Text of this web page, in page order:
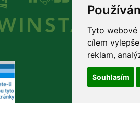
Tyto webové
cílem
reklam,
Souhlasím